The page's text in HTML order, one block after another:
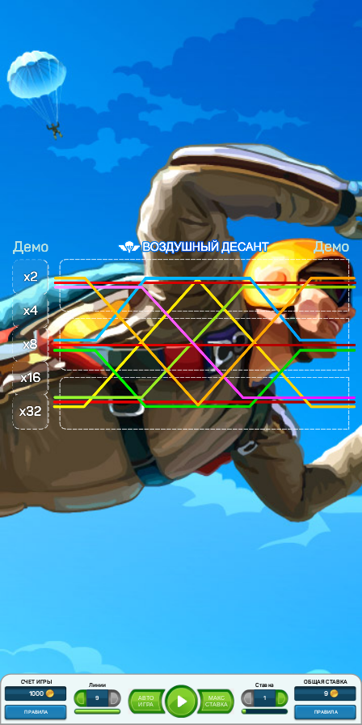
СЧЕТ ИГРЫ
1000
ПРАВИЛА
Линии
9 АВТО
ИГРА
МАКС
СТАВКА
Ставка
1
ОБЩАЯ СТАВКА
9
ПРАВИЛА